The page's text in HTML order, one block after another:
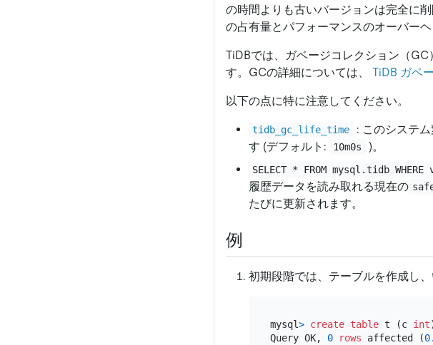
の時間よりも古いバージョンは完全に
の占有量とパフォーマンスのオーバーヘ
TiDBでは、ガベージコレクション（
す。GCの詳細については、 TiDB ガベ
以下の点に特に注意してください。
tidb_gc_life_time
: このシステ
す (デフォルト:
10m0s )。
SELECT * FROM mysql.tidb
履歴データを読み取れる現在の
たびに更新されます。
例
初期段階では、テーブルを作成し
mysql> create table t (c int
Query OK, 0 rows affected (